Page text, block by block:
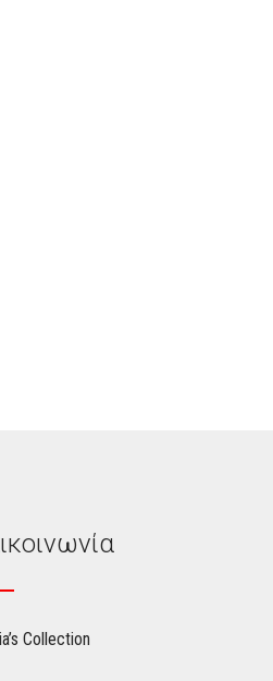
Collection